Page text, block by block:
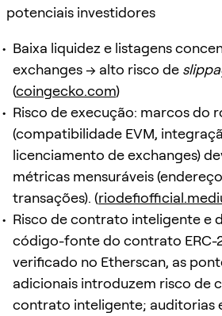
potenciais investidores
Baixa liquidez e listagens
exchanges → alto risco de
(coingecko.com)
Risco de execução: marcos do
(compatibilidade EVM,
licenciamento de exchanges)
métricas mensuráveis
transações). (
Risco de contrato inteligente e
código-fonte do contrato ERC-
verificado no Etherscan, as
adicionais introduzem risco de
contrato inteligente; auditorias